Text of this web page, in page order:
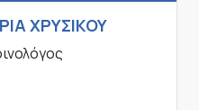
ΧΡΥΣΙΚΟΥ